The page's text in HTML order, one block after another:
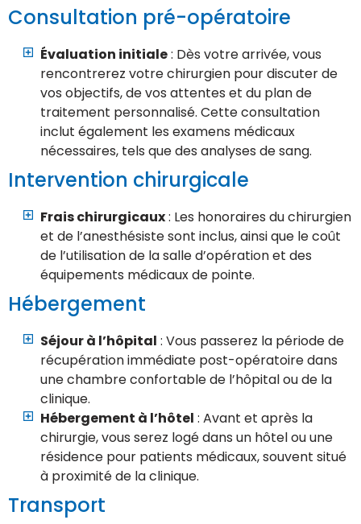
Consultation pré-opératoire
Évaluation initiale: Dès votre arrivée, vous
rencontrerez votre chirurgien pour discuter de
vos objectifs, de vos attentes et du plan de
traitement personnalisé. Cette consultation
inclut également les examens médicaux
nécessaires, tels que des analyses de sang.
Intervention chirurgicale
Frais chirurgicaux: Les honoraires du chirurgien
et de l’anesthésiste sont inclus, ainsi que le coût
de l’utilisation de la salle d’opération et des
équipements médicaux de pointe.
Hébergement
Séjour à l’hôpital : Vous passerez la période de
récupération immédiate post-opératoire dans
une chambre confortable de l’hôpital ou de la
clinique.
Hébergement à l’hôtel : Avant et après la
chirurgie, vous serez logé dans un hôtel ou une
résidence pour patients médicaux, souvent situé
à proximité de la clinique.
Transport